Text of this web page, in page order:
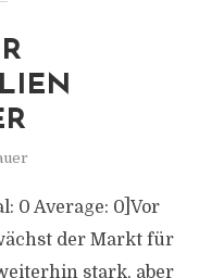
0 Average: 0]Vor
der Markt für
stark, aber